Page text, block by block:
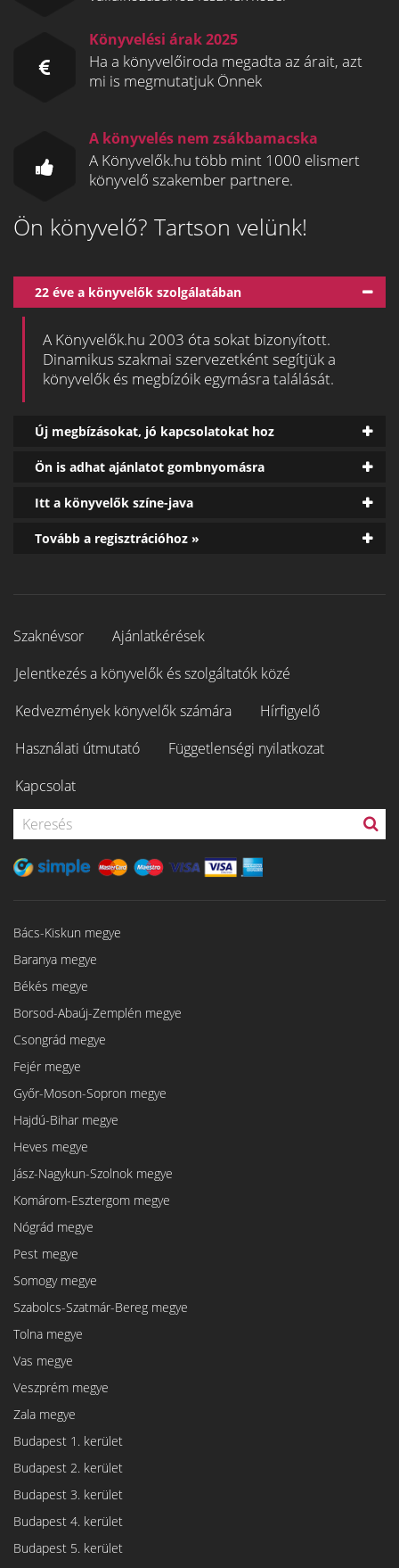
Könyvelési árak 2025
Ha a könyvelőiroda megadta az árait, azt
mi is megmutatjuk Önnek
A könyvelés nem zsákbamacska
A Könyvelők.hu több mint 1000 elismert
könyvelő szakember partnere.
Ön könyvelő? Tartson velünk!
22 éve a könyvelők szolgálatában
A Könyvelők.hu 2003 óta sokat bizonyított.
Dinamikus szakmai szervezetként segítjük a
könyvelők és megbízóik egymásra találását.
Új megbízásokat, jó kapcsolatokat hoz
Ön is adhat ajánlatot gombnyomásra
Itt a könyvelők színe-java
Tovább a regisztrációhoz »
Szaknévsor
Ajánlatkérések
Jelentkezés a könyvelők és szolgáltatók közé
Kedvezmények könyvelők számára
Hírfigyelő
Használati útmutató
Függetlenségi nyilatkozat
Kapcsolat
Bács-Kiskun megye
Baranya megye
Békés megye
Borsod-Abaúj-Zemplén megye
Csongrád megye
Fejér megye
Győr-Moson-Sopron megye
Hajdú-Bihar megye
Heves megye
Jász-Nagykun-Szolnok megye
Komárom-Esztergom megye
Nógrád megye
Pest megye
Somogy megye
Szabolcs-Szatmár-Bereg megye
Tolna megye
Vas megye
Veszprém megye
Zala megye
Budapest 1. kerület
Budapest 2. kerület
Budapest 3. kerület
Budapest 4. kerület
Budapest 5. kerület